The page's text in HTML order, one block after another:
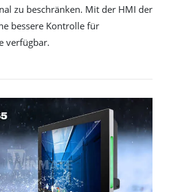
zu beschränken. Mit der HMI der
bessere Kontrolle für
verfügbar.